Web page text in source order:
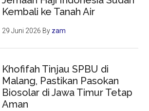
Kembali ke Tanah Air
29 Juni 2026 By zam
Khofifah Tinjau SPBU di
Malang, Pastikan Pasokan
Biosolar di Jawa Timur Tetap
Aman